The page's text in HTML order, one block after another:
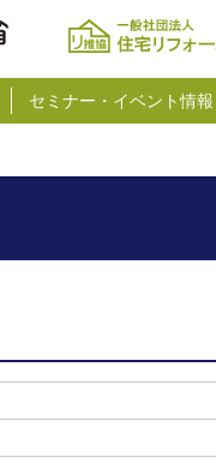
セミナー・イベント情報